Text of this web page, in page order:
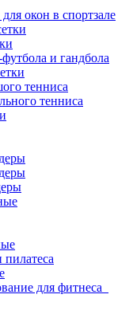
окон в спортзале
и гандбола
тенниса
тенниса
для фитнеса